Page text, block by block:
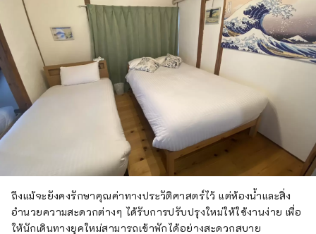
ถึงแม้จะยังคงรักษาคุณค่าทางประวัติศาสตร์ไว้ แต่ห้องน้ำและสิ่ง
อำนวยความสะดวกต่างๆ ได้รับการปรับปรุงใหม่ให้ใช้งานง่าย เพื่อ
ให้นักเดินทางยุคใหม่สามารถเข้าพักได้อย่างสะดวกสบาย